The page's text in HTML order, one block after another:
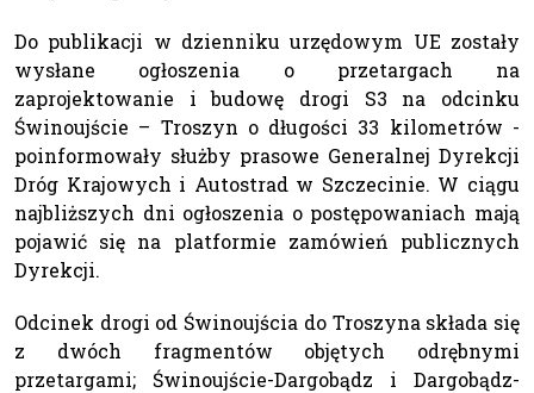
Do publikacji w dzienniku urzędowym UE zostały
wysłane ogłoszenia o przetargach na
zaprojektowanie i budowę drogi S3 na odcinku
Świnoujście – Troszyn o długości 33 kilometrów -
poinformowały służby prasowe Generalnej Dyrekcji
Dróg Krajowych i Autostrad w Szczecinie. W ciągu
najbliższych dni ogłoszenia o postępowaniach mają
pojawić się na platformie zamówień publicznych
Dyrekcji.
Odcinek drogi od Świnoujścia do Troszyna składa się
z dwóch fragmentów objętych odrębnymi
przetargami; Świnoujście-Dargobądz i Dargobądz-